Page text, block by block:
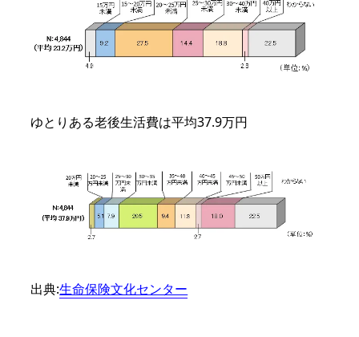
ゆとりある老後生活費は平均37.9万円
出典:生命保険文化センター